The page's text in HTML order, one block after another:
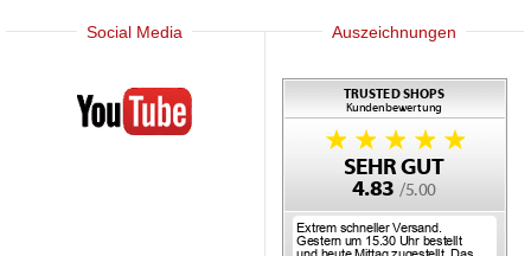
Social Media
Mediherz
Auszeichnungen